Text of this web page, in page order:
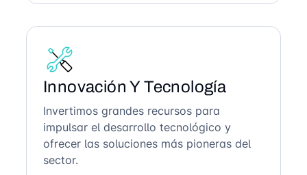
Innovación Y Tecnología
Invertimos grandes recursos para
impulsar el desarrollo tecnológico y
ofrecer las soluciones más pioneras del
sector.